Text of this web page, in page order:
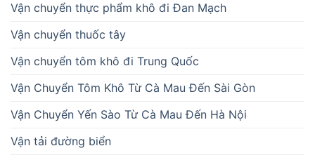
Vận chuyển thực phẩm khô đi Đan Mạch
Vận chuyển thuốc tây
Vận chuyển tôm khô đi Trung Quốc
Vận Chuyển Tôm Khô Từ Cà Mau Đến Sài Gòn
Vận Chuyển Yến Sào Từ Cà Mau Đến Hà Nội
Vận tải đường biển